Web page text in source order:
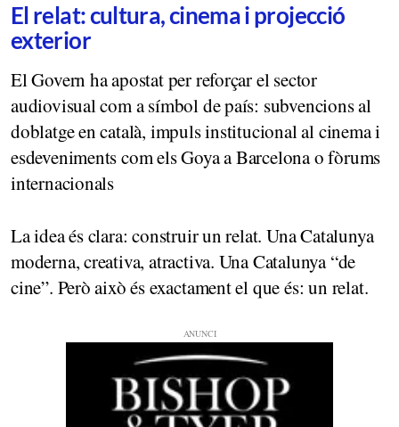
El relat: cultura, cinema i projecció
exterior
El Govern ha apostat per reforçar el sector
audiovisual com a símbol de país: subvencions al
doblatge en català, impuls institucional al cinema i
esdeveniments com els Goya a Barcelona o fòrums
internacionals
La idea és clara: construir un relat. Una Catalunya
moderna, creativa, atractiva. Una Catalunya “de
cine”. Però això és exactament el que és: un relat.